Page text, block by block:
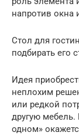
напротив окна
Стол для
подбирать его
Идея
неплохим
или редкой
другую мебель.
одном»